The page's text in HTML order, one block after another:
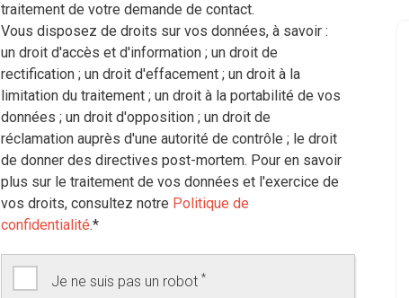
traitement de votre demande de contact.
Vous disposez de droits sur vos données, à savoir :
un droit d'accès et d'information ; un droit de
rectification ; un droit d'effacement ; un droit à la
limitation du traitement ; un droit à la portabilité de vos
données ; un droit d'opposition ; un droit de
réclamation auprès d'une autorité de contrôle ; le droit
de donner des directives post-mortem. Pour en savoir
plus sur le traitement de vos données et l'exercice de
vos droits, consultez notre Politique de
confidentialité.*
Je ne suis pas un robot*